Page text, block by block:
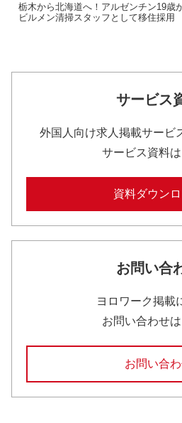
栃木から北海道へ！アルゼンチン19歳
ビルメン清掃スタッフとして移住採用
サービス
外国人向け求人掲載サービ
サービス資料
資料ダウン
お問い合
ヨロワーク掲載
お問い合わせ
お問い合